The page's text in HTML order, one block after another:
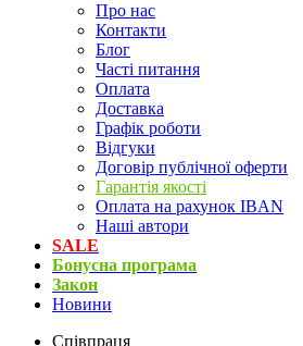
Про нас
Контакти
Блог
Часті питання
Оплата
Доставка
Графік роботи
Відгуки
Договір публічної оферти
Гарантія якості
Оплата на рахунок IBAN
Наші автори
SALE
Бонусна програма
Закон
Новини
Співпраця